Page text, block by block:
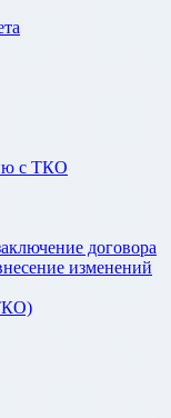
с ТКО
договора
изменений